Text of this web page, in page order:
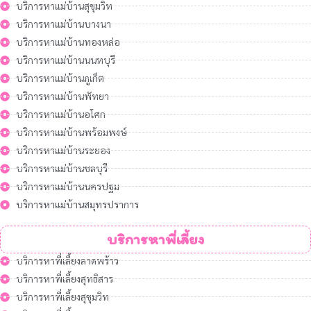
บริการหาแม่บ้านสุขุมวิท
บริการหาแม่บ้านบางนา
บริการหาแม่บ้านทองหล่อ
บริการหาแม่บ้านนนทบุรี
บริการหาแม่บ้านภูเก็ต
บริการหาแม่บ้านพัทยา
บริการหาแม่บ้านอโศก
บริการหาแม่บ้านพร้อมพงษ์
บริการหาแม่บ้านระยอง
บริการหาแม่บ้านชลบุรี
บริการหาแม่บ้านนครปฐม
บริการหาแม่บ้านสมุทรปราการ
บริการหาพี่เลี้ยง
บริการหาพี่เลี้ยงลาดพร้าว
บริการหาพี่เลี้ยงสุทธิสาร
บริการหาพี่เลี้ยงสุขุมวิท